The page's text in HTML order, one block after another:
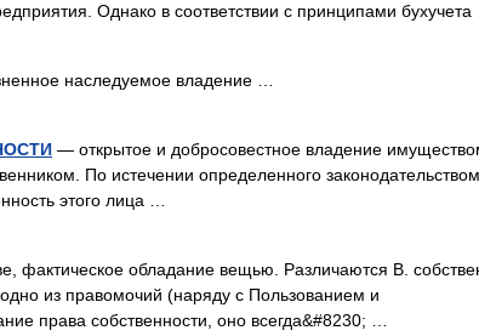
Однако в соответствии с принципами бухучета
наследуемое владение …
— открытое и добросовестное владение
По истечении определенного законодательством
этого лица …
обладание вещью. Различаются В.
из правомочий (наряду с Пользованием и
права собственности, оно всегда&#8230; …